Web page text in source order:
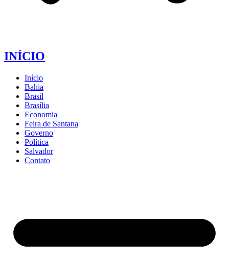
INÍCIO
Início
Bahia
Brasil
Brasília
Economia
Feira de Santana
Governo
Política
Salvador
Contato